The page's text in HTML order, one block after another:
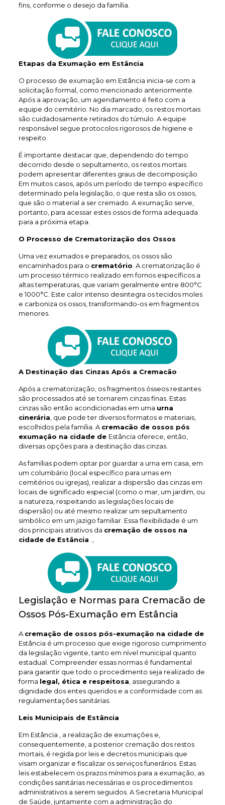
fins, conforme o desejo da família.
Etapas da Exumação em Estância
O processo de exumação em Estância inicia-se com a
solicitação formal, como mencionado anteriormente.
Após a aprovação, um agendamento é feito com a
equipe do cemitério. No dia marcado, os restos mortais
são cuidadosamente retirados do túmulo. A equipe
responsável segue protocolos rigorosos de higiene e
respeito.
É importante destacar que, dependendo do tempo
decorrido desde o sepultamento, os restos mortais
podem apresentar diferentes graus de decomposição.
Em muitos casos, após um período de tempo específico
determinado pela legislação, o que resta são os ossos,
que são o material a ser cremado. A exumação serve,
portanto, para acessar estes ossos de forma adequada
para a próxima etapa.
O Processo de Crematorização dos Ossos
Uma vez exumados e preparados, os ossos são
encaminhados para o crematório . A crematorização é
um processo térmico realizado em fornos específicos a
altas temperaturas, que variam geralmente entre 800°C
e 1000°C. Este calor intenso desintegra os tecidos moles
e carboniza os ossos, transformando-os em fragmentos
menores.
A Destinação das Cinzas Após a Cremacão
Após a crematorização, os fragmentos ósseos restantes
são processados até se tornarem cinzas finas. Estas
cinzas são então acondicionadas em uma urna
cinerária , que pode ter diversos formatos e materiais,
escolhidos pela família. A cremacão de ossos pós
exumação na cidade de Estância oferece, então,
diversas opções para a destinação das cinzas.
As famílias podem optar por guardar a urna em casa, em
um columbário (local específico para urnas em
cemitérios ou igrejas), realizar a dispersão das cinzas em
locais de significado especial (como o mar, um jardim, ou
a natureza, respeitando as legislações locais de
dispersão) ou até mesmo realizar um sepultamento
simbólico em um jazigo familiar. Essa flexibilidade é um
dos principais atrativos da cremação de ossos na
cidade de Estância
Legislação e Normas para Cremacão de
Ossos Pós-Exumação em Estância
A cremação de ossos pós-exumação na cidade de
Estância é um processo que exige rigoroso cumprimento
da legislação vigente, tanto em nível municipal quanto
estadual. Compreender essas normas é fundamental
para garantir que todo o procedimento seja realizado de
forma legal, ética e respeitosa , assegurando a
dignidade dos entes queridos e a conformidade com as
regulamentações sanitárias.
Leis Municipais de Estância
Em Estância , a realização de exumações e,
consequentemente, a posterior cremação dos restos
mortais, é regida por leis e decretos municipais que
visam organizar e fiscalizar os serviços funerários. Estas
leis estabelecem os prazos mínimos para a exumação, as
condições sanitárias necessárias e os procedimentos
administrativos a serem seguidos. A Secretaria Municipal
de Saúde, juntamente com a administração do